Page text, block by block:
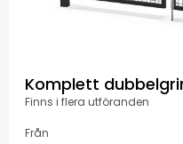
Komplett
Finns i flera utföranden
Från